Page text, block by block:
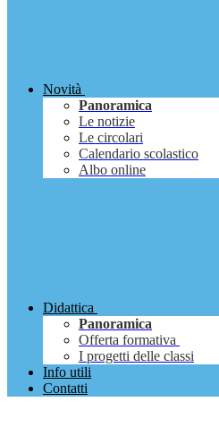
Novità
Panoramica
Le notizie
Le circolari
Calendario scolastico
Albo online
Didattica
Panoramica
Offerta formativa
I progetti delle classi
Info utili
Contatti